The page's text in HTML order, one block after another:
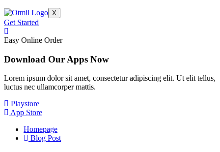
X
Get Started
Easy Online Order
Download Our Apps Now
Lorem ipsum dolor sit amet, consectetur adipiscing elit. Ut elit tellus,
luctus nec ullamcorper mattis.
Playstore
App Store
Homepage
Blog Post